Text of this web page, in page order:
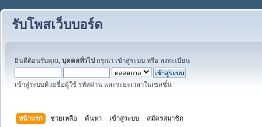
รับโพสเว็บบอร์ด
ยินดีต้อนรับคุณ, บุคคลทั่วไป กรุณา เข้าสู่ระบบ หรือ ลงทะเบียน
เข้าสู่ระบบด้วยชื่อผู้ใช้ รหัสผ่าน และระยะเวลาในเซสชั่น
หน้าแรก ช่วยเหลือ ค้นหา เข้าสู่ระบบ สมัครสมาชิก